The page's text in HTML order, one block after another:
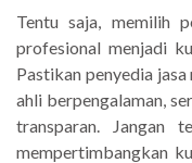
Tentu saja, memilih
profesional menjadi
Pastikan penyedia
ahli berpengalaman,
transparan. Jangan
mempertimbangkan